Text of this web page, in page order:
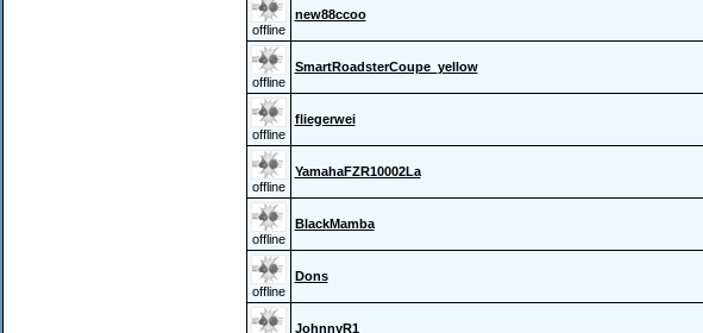
offline
new88ccoo
offline
SmartRoadsterCoupe_yellow
offline
fliegerwei
offline
YamahaFZR10002La
offline
BlackMamba
offline
Dons
JohnnyR1